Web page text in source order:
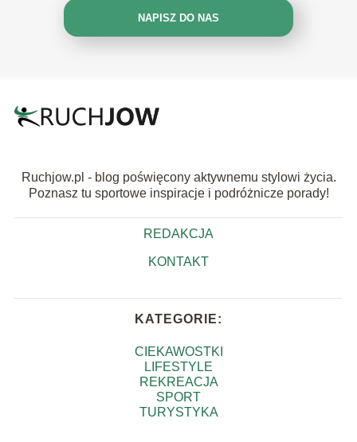
NAPISZ DO NAS
Ruchjow.pl - blog poświęcony aktywnemu stylowi życia.
Poznasz tu sportowe inspiracje i podróżnicze porady!
REDAKCJA
KONTAKT
KATEGORIE:
CIEKAWOSTKI
LIFESTYLE
REKREACJA
SPORT
TURYSTYKA